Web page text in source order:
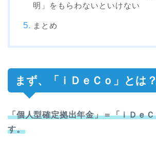
明」をもらわないといけない
まとめ
まず、「ｉＤｅＣｏ」とは？
「個人型確定拠出年金」＝「ｉＤｅ
す。